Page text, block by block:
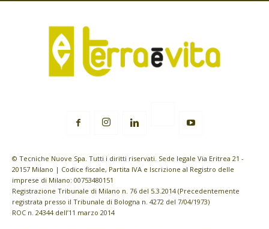
© Tecniche Nuove Spa. Tutti i diritti riservati. Sede legale Via Eritrea 21 -
20157 Milano | Codice fiscale, Partita IVA e Iscrizione al Registro delle
imprese di Milano: 00753480151
Registrazione Tribunale di Milano n. 76 del 5.3.2014 (Precedentemente
registrata presso il Tribunale di Bologna n. 4272 del 7/04/1973)
ROC n. 24344 dell’11 marzo 2014